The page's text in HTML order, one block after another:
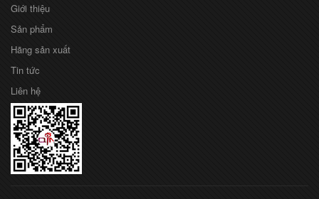
Giới thiệu
Sản phẩm
Hãng sản xuất
Tin tức
Liên hệ